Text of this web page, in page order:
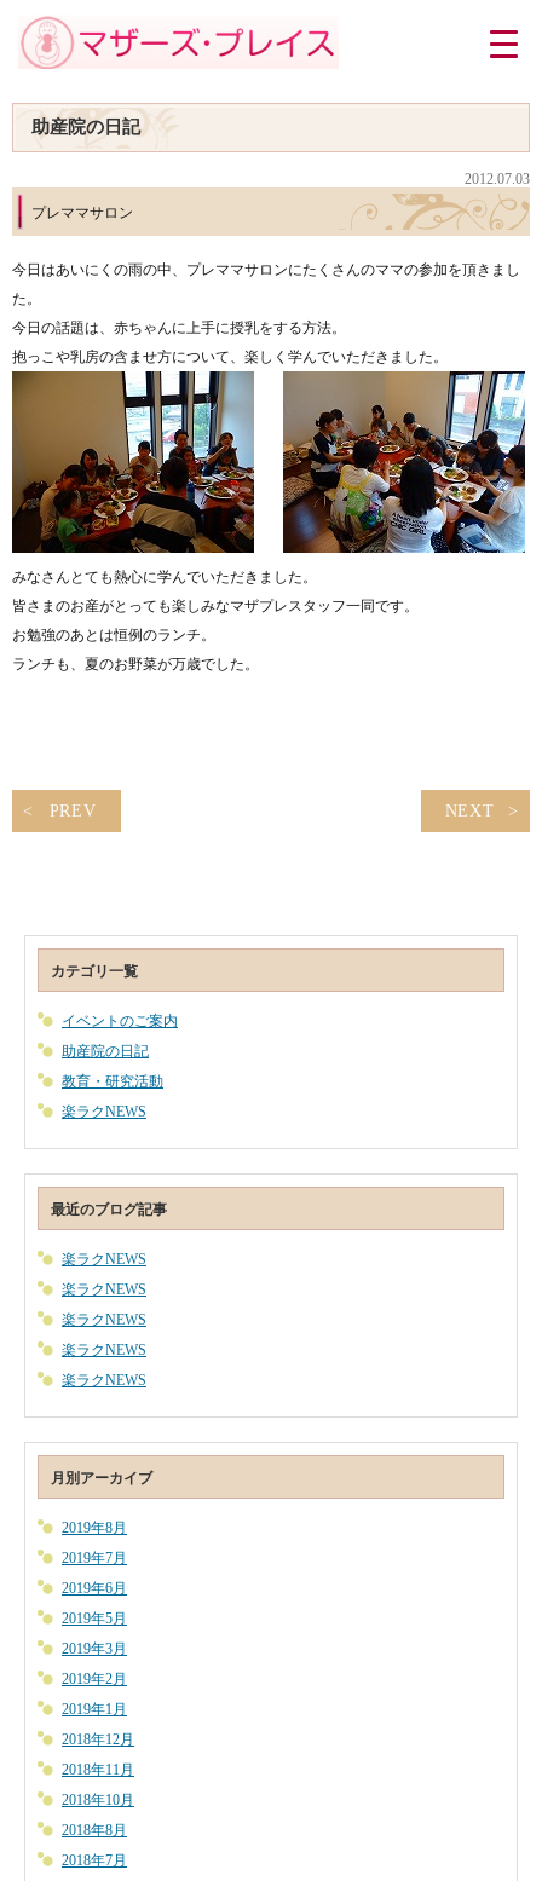
助産院の日記
2012.07.03
プレママサロン
今日はあいにくの雨の中、プレママサロンにたくさんのママの参加を頂きまし
た。
今日の話題は、赤ちゃんに上手に授乳をする方法。
抱っこや乳房の含ませ方について、楽しく学んでいただきました。
みなさんとても熱心に学んでいただきました。
皆さまのお産がとっても楽しみなマザプレスタッフ一同です。
お勉強のあとは恒例のランチ。
ランチも、夏のお野菜が万歳でした。
PREV NEXT
カテゴリ一覧
イベントのご案内
助産院の日記
教育・研究活動
楽ラクNEWS
最近のブログ記事
楽ラクNEWS
楽ラクNEWS
楽ラクNEWS
楽ラクNEWS
楽ラクNEWS
月別アーカイブ
2019年8月
2019年7月
2019年6月
2019年5月
2019年3月
2019年2月
2019年1月
2018年12月
2018年11月
2018年10月
2018年8月
2018年7月